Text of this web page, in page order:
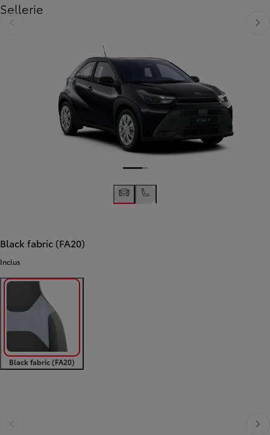
Sellerie
Diapositive précédente
Black fabric (FA20)
Inclus
Black fabric (FA20)
Diapositive précédente